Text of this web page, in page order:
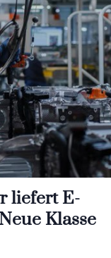
liefert E-
Klasse